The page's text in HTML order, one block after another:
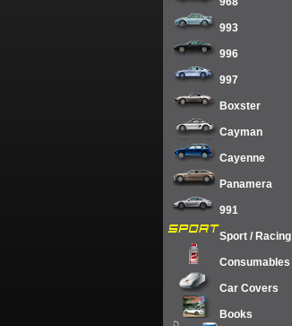
993
996
997
Boxster
Cayman
Cayenne
Panamera
991
Sport / Racing
Consumables
Car Covers
Books